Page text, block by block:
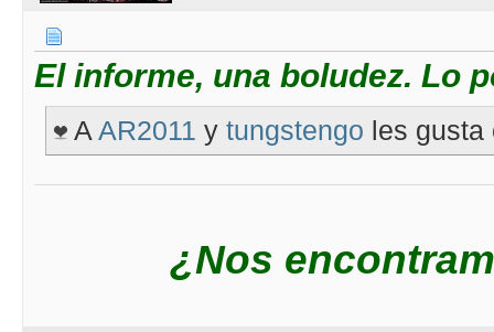
El informe, una boludez. Lo
A AR2011 y tungstengo les gusta
¿Nos